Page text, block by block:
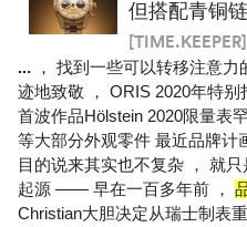
但搭配青铜
[TIME.KEEPER]
... ， 找到一些可以转移注意
迹地致敬 ， ORIS 2020年特别
首波作品Hölstein 2020限量表
等大部分外观零件 最近品牌计
目的说来其实也不复杂 ， 就
起源 —— 早在一百多年前 ，
Christian大胆决定从瑞士制表